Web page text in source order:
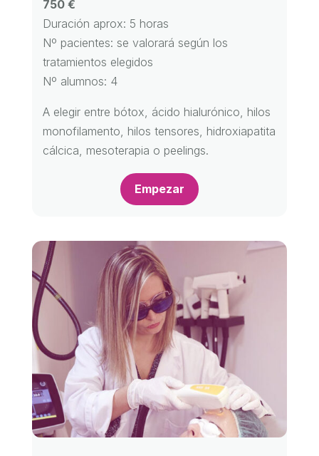
750 €
Duración aprox: 5 horas
Nº pacientes: se valorará según los
tratamientos elegidos
Nº alumnos: 4
A elegir entre bótox, ácido hialurónico, hilos
monofilamento, hilos tensores, hidroxiapatita
cálcica, mesoterapia o peelings.
Empezar